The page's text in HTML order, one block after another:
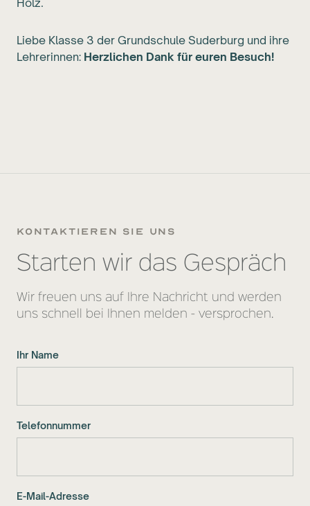
Holz.
Liebe Klasse 3 der Grundschule Suderburg und ihre
Lehrerinnen: Herzlichen Dank für euren Besuch!
kontaktieren sie uns
Starten wir das Gespräch
Wir freuen uns auf Ihre Nachricht und werden
uns schnell bei Ihnen melden - versprochen.
Ihr Name
Telefonnummer
E-Mail-Adresse